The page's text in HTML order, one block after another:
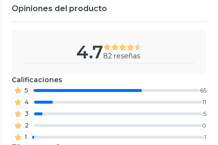
Opiniones del producto
4.782 reseñas
Calificaciones
5
65
4
11
3
5
2
0
1
1